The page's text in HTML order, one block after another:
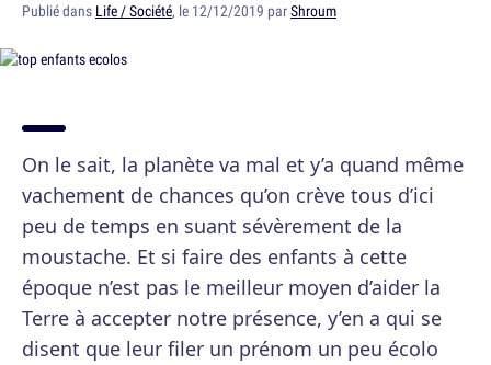
Publié dans Life / Société, le 12/12/2019 parShroum
On le sait, la planète va mal et y’a quand même
vachement de chances qu’on crève tous d’ici
peu de temps en suant sévèrement de la
moustache. Et si faire des enfants à cette
époque n’est pas le meilleur moyen d’aider la
Terre à accepter notre présence, y’en a qui se
disent que leur filer un prénom un peu écolo